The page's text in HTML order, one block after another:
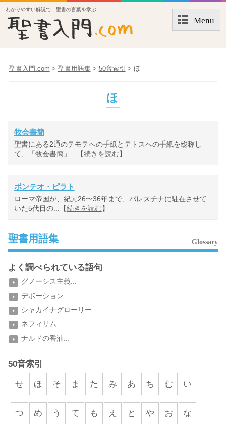
わかりやすい解説で、聖書の言葉を学ぶ
Menu
聖書入門.com > 聖書用語集 > 50音索引 > ほ
ほ
牧会書簡
聖書にある2通のテモテへの手紙とテトスへの手紙を総称し
て、「牧会書簡」...【続きを読む】
ポンテオ・ピラト
ローマ帝国が、紀元26〜36年まで、パレスチナに駐在させて
いた5代目の...【続きを読む】
聖書用語集 Glossary
よく調べられている語句
グノーシス主義...
デボーション...
シャカイナグローリー...
ネフィリム...
ナルドの香油...
50音索引
せ ほ そ ま た み あ ち む い
つ め う て も え と や お な